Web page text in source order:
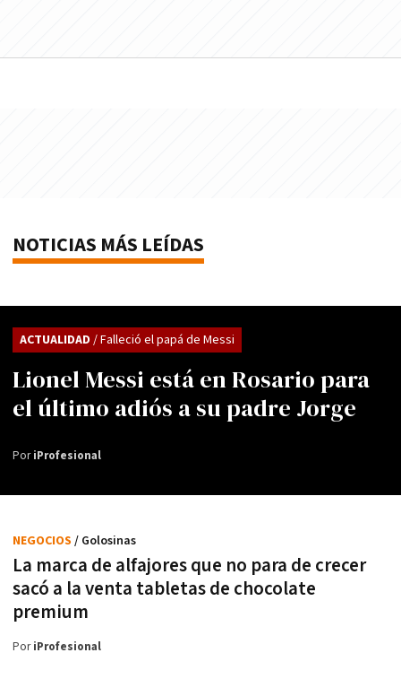
NOTICIAS MÁS LEÍDAS
Lionel Messi está en Rosario para
el último adiós a su padre Jorge
ACTUALIDAD / Falleció el papá de Messi
PoriProfesional
La marca de alfajores que no para de crecer
sacó a la venta tabletas de chocolate
premium
NEGOCIOS / Golosinas
PoriProfesional